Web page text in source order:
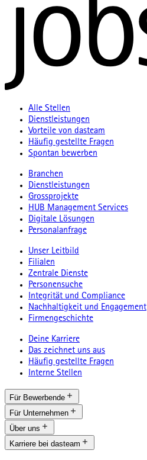
Alle Stellen
Dienstleistungen
Vorteile von dasteam
Häufig gestellte Fragen
Spontan bewerben
Branchen
Dienstleistungen
Grossprojekte
HUB Management Services
Digitale Lösungen
Personalanfrage
Unser Leitbild
Filialen
Zentrale Dienste
Personensuche
Integrität und Compliance
Nachhaltigkeit und Engagement
Firmengeschichte
Deine Karriere
Das zeichnet uns aus
Häufig gestellte Fragen
Interne Stellen
Für Bewerbende
Für Unternehmen
Über uns
Karriere bei dasteam